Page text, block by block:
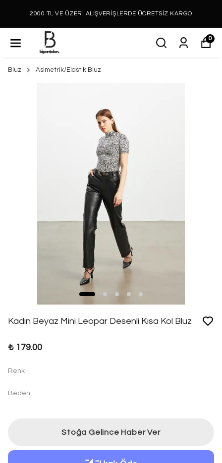
2000 TL VE ÜZERİ ALIŞVERİŞLERDE ÜCRETSİZ KARGO
0
Bluz Asimetrik/Elastik Bluz
Kadın Beyaz Mini Leopar Desenli Kısa Kol Bluz
₺ 179.00
Renk
Beden
Stoğa Gelince Haber Ver